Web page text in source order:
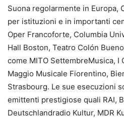
Suona regolarmente in Europa,
per istituzioni e in importanti
Oper Francoforte, Columbia
Hall Boston, Teatro Colón
come MITO SettembreMusica, I
Maggio Musicale Fiorentino,
Strasbourg. Le sue esecuzioni
emittenti prestigiose quali RAI,
Deutschlandradio Kultur, MDR